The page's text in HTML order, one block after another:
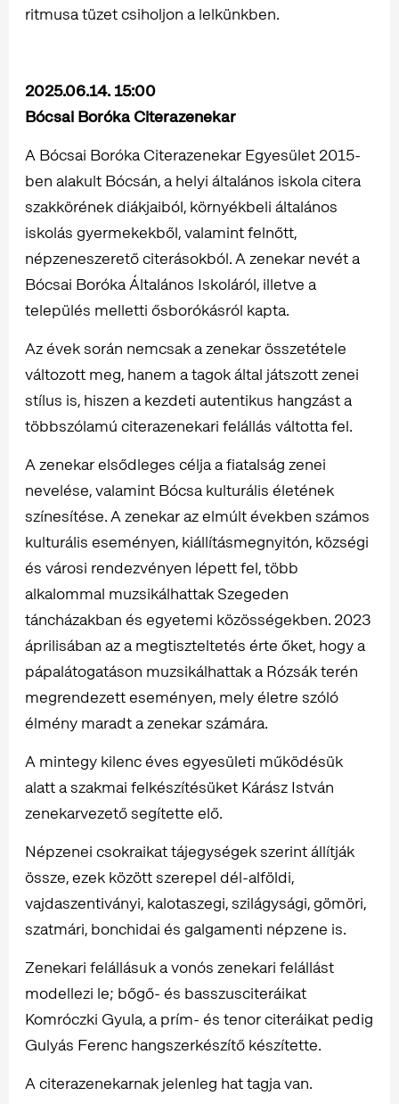
ritmusa tüzet csiholjon a lelkünkben.
2025.06.14. 15:00
Bócsai Boróka Citerazenekar
A Bócsai Boróka Citerazenekar Egyesület 2015-
ben alakult Bócsán, a helyi általános iskola citera
szakkörének diákjaiból, környékbeli általános
iskolás gyermekekből, valamint felnőtt,
népzeneszerető citerásokból. A zenekar nevét a
Bócsai Boróka Általános Iskoláról, illetve a
település melletti ősborókásról kapta.
Az évek során nemcsak a zenekar összetétele
változott meg, hanem a tagok által játszott zenei
stílus is, hiszen a kezdeti autentikus hangzást a
többszólamú citerazenekari felállás váltotta fel.
A zenekar elsődleges célja a fiatalság zenei
nevelése, valamint Bócsa kulturális életének
színesítése. A zenekar az elmúlt években számos
kulturális eseményen, kiállításmegnyitón, községi
és városi rendezvényen lépett fel, több
alkalommal muzsikálhattak Szegeden
táncházakban és egyetemi közösségekben. 2023
áprilisában az a megtiszteltetés érte őket, hogy a
pápalátogatáson muzsikálhattak a Rózsák terén
megrendezett eseményen, mely életre szóló
élmény maradt a zenekar számára.
A mintegy kilenc éves egyesületi működésük
alatt a szakmai felkészítésüket Kárász István
zenekarvezető segítette elő.
Népzenei csokraikat tájegységek szerint állítják
össze, ezek között szerepel dél-alföldi,
vajdaszentiványi, kalotaszegi, szilágysági, gömöri,
szatmári, bonchidai és galgamenti népzene is.
Zenekari felállásuk a vonós zenekari felállást
modellezi le; bőgő- és basszusciteráikat
Komróczki Gyula, a prím- és tenor citeráikat pedig
Gulyás Ferenc hangszerkészítő készítette.
A citerazenekarnak jelenleg hat tagja van.